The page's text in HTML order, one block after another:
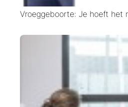
Vroeggeboorte: Je hoeft het